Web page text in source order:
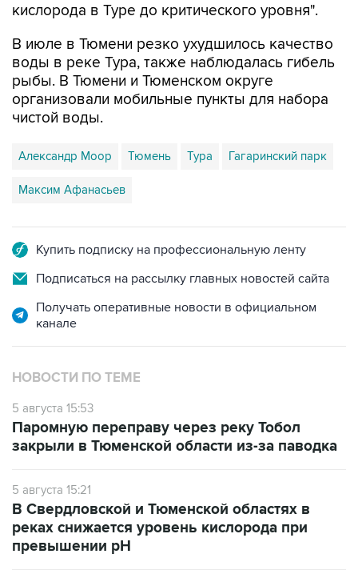
кислорода в Туре до критического уровня".
В июле в Тюмени резко ухудшилось качество
воды в реке Тура, также наблюдалась гибель
рыбы. В Тюмени и Тюменском округе
организовали мобильные пункты для набора
чистой воды.
Александр Моор Тюмень Тура Гагаринский парк
Максим Афанасьев
Купить подписку на профессиональную ленту
Подписаться на рассылку главных новостей сайта
Получать оперативные новости в официальном
канале
НОВОСТИ ПО ТЕМЕ
5 августа 15:53
Паромную переправу через реку Тобол
закрыли в Тюменской области из-за паводка
5 августа 15:21
В Свердловской и Тюменской областях в
реках снижается уровень кислорода при
превышении рН